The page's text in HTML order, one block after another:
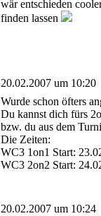
wär entschieden
finden lassen
20.02.2007 um 10:20
Wurde schon öfters
Du kannst dich fürs
bzw. du aus dem
Die Zeiten:
WC3 1on1 Start:
WC3 2on2 Start:
20.02.2007 um 10:24